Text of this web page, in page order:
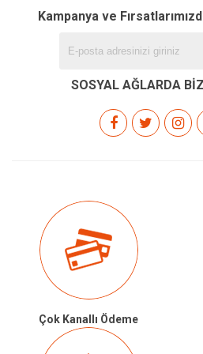
Kampanya ve
SOSYAL AĞLARDA
Çok Kanallı Ödeme